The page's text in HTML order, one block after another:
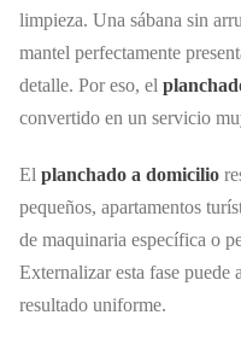
limpieza. Una sábana sin
mantel perfectamente
detalle. Por eso, el
convertido en un servicio
El planchado a domicilio
pequeños, apartamentos
de maquinaria específica o
Externalizar esta fase puede
resultado uniforme.